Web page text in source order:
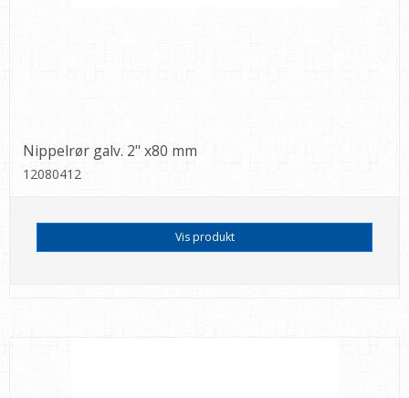
Nippelrør galv. 2" x80 mm
12080412
Vis produkt